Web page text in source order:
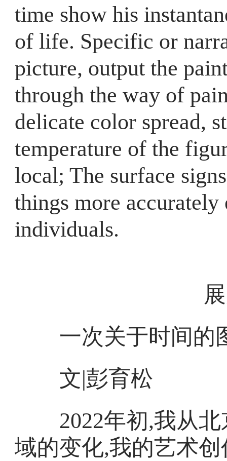
time show his
of life. Specific or
picture, output the
through the way of
delicate color spread,
temperature of the
local; The surface
things more
individuals.
一次关于时间的
文|彭育松
2022年初,我从北
域的变化,我的艺术